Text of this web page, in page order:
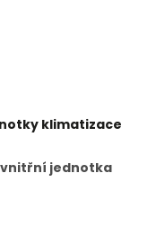
klimatizace
jednotka